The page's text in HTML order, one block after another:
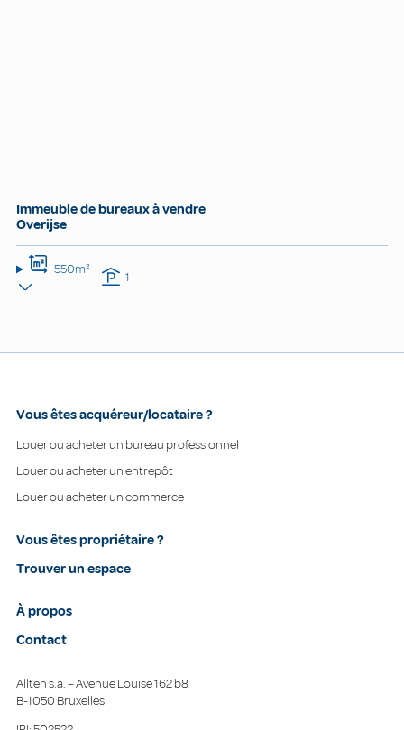
Immeuble de bureaux à vendre
Overijse
550m² 1
Vous êtes acquéreur/locataire ?
Louer ou acheter un bureau professionnel
Louer ou acheter un entrepôt
Louer ou acheter un commerce
Vous êtes propriétaire ?
Trouver un espace
À propos
Contact
Allten s.a. – Avenue Louise 162 b8
B-1050 Bruxelles